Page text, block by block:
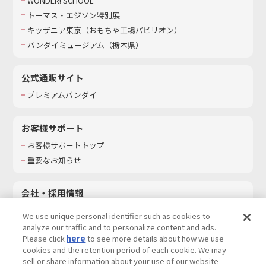
トーマス・エジソン特別展
キッザニア東京（おもちゃ工場パビリオン）​
バンダイミュージアム（栃木県）
公式通販サイト
プレミアムバンダイ
お客様サポート
お客様サポートトップ
重要なお知らせ
会社・採用情報
採用情報
サステナビリティ
お問い合わせ
We use unique personal identifier such as cookies to
analyze our traffic and to personalize content and ads.
Please click here to see more details about how we use
cookies and the retention period of each cookie. We may
sell or share information about your use of our website